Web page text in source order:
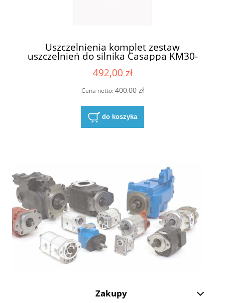
Uszczelnienia komplet zestaw
uszczelnień do silnika Casappa KM30-
492,00 zł
Cena netto:400,00 zł
do koszyka
Zakupy